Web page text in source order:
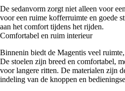
De sedanvorm zorgt niet alleen voor
voor een ruime kofferruimte en goede
aan het comfort tijdens het rijden.
Comfortabel en ruim interieur
Binnenin biedt de Magentis veel
De stoelen zijn breed en comfortabel,
voor langere ritten. De materialen zijn
indeling van de knoppen en